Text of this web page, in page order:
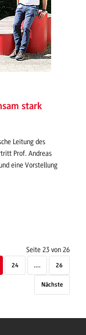
stark
Leitung des
Prof. Andreas
eine Vorstellung
Seite 23 von 26
24 .... 26
Nächste